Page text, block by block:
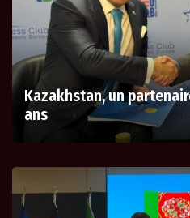
Kazakhstan, un
ans